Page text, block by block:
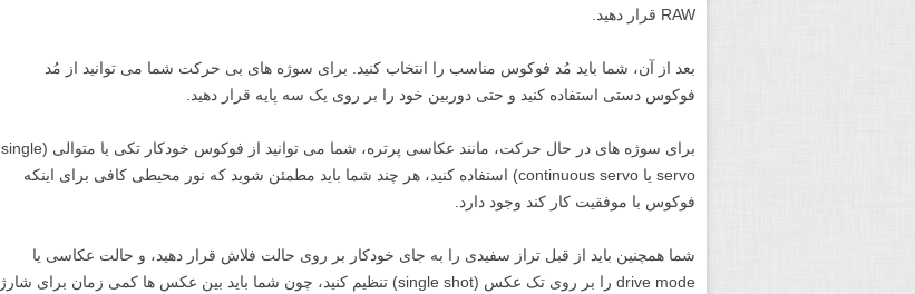
RAW قرار دهید.
بعد از آن، شما باید مُد فوکوس مناسب را انتخاب کنید. برای سوژه های بی حرکت شما می توانید از مُد
فوکوس دستی استفاده کنید و حتی دوربین خود را بر روی یک سه پایه قرار دهید.
برای سوژه های در حال حرکت، مانند عکاسی پرتره، شما می توانید از فوکوس خودکار تکی یا متوالی (single
servo یا continuous servo) استفاده کنید، هر چند شما باید مطمئن شوید که نور محیطی کافی برای اینکه
فوکوس با موفقیت کار کند وجود دارد.
شما همچنین باید از قبل تراز سفیدی را به جای خودکار بر روی حالت فلاش قرار دهید، و حالت عکاسی یا
drive mode را بر روی تک عکس (single shot) تنظیم کنید، چون شما باید بین عکس ها کمی زمان برای شارژ